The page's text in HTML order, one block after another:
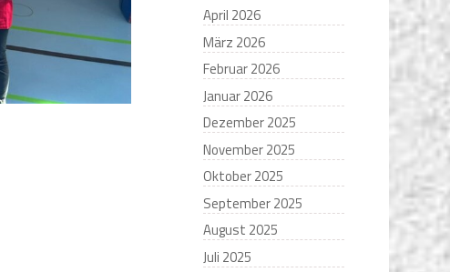
April 2026
März 2026
Februar 2026
Januar 2026
Dezember 2025
November 2025
Oktober 2025
September 2025
August 2025
Juli 2025